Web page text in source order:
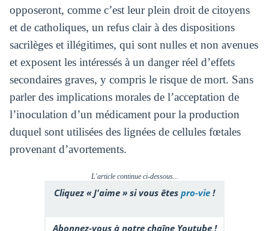
opposeront, comme c’est leur plein droit de citoyens
et de catholiques, un refus clair à des dispositions
sacrilèges et illégitimes, qui sont nulles et non avenues
et exposent les intéressés à un danger réel d’effets
secondaires graves, y compris le risque de mort. Sans
parler des implications morales de l’acceptation de
l’inoculation d’un médicament pour la production
duquel sont utilisées des lignées de cellules fœtales
provenant d’avortements.
L'article continue ci-dessous...
Cliquez « J'aime » si vous êtes pro-vie !
Abonnez-vous à notre chaîne Youtube !